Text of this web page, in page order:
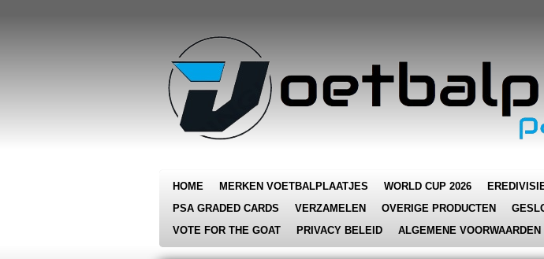
HOME MERKEN VOETBALPLAATJES WORLD CUP 2026
PSA GRADED CARDS
VERZAMELEN OVERIGE PRODUCTEN
VOTE FOR THE GOAT
PRIVACY BELEID ALGEMENE VOORWAARDEN